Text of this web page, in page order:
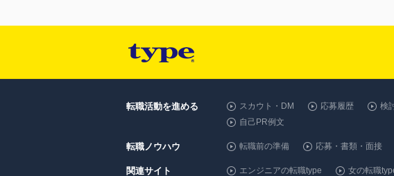
転職活動を進める スカウト・DM 応募履歴 検
自己PR例文
転職ノウハウ 転職前の準備 応募・書類・面接
関連サイト エンジニアの転職type 女の転職